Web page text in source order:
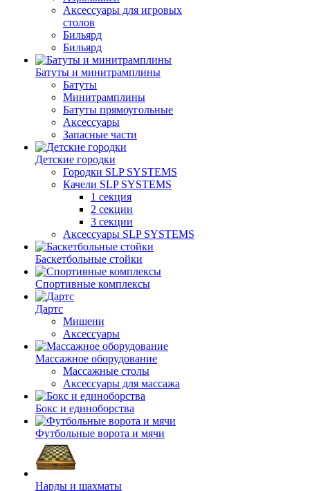
Аксессуары для игровых
столов
Бильяpд
Бильяpд
Батуты и минитрамплины
Батуты
Минитрамплины
Батуты прямоугольные
Аксессуары
Запасные части
Детские городки
Городки SLP SYSTEMS
Качели SLP SYSTEMS
1 секция
2 секции
3 секции
Аксессуары SLP SYSTEMS
Баскетбольные стойки
Спортивные комплексы
Дартс
Мишени
Аксессуары
Массажное оборудование
Массажные столы
Аксессуары для массажа
Бокс и единоборства
Футбольные ворота и мячи
Нарды и шахматы